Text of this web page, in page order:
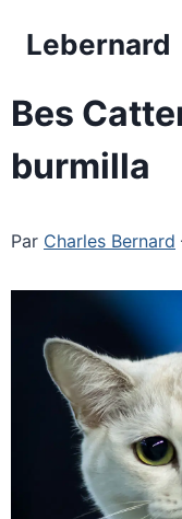
Lebernard
Bes
burmilla
Par Charles Bernard